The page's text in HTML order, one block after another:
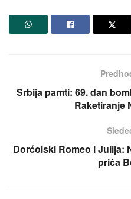
Srbija pamti: 69. dan
Raketiranje
Dorćolski Romeo i Julija:
priča